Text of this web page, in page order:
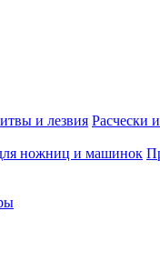
и лезвия Расчески
ножниц и машинок